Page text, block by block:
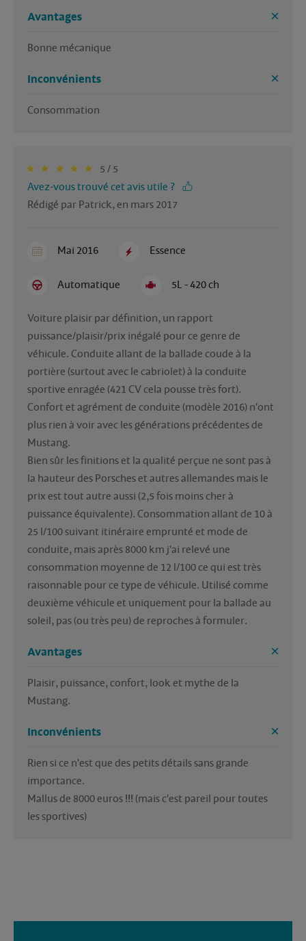
Avantages
Bonne mécanique
Inconvénients
Consommation
5 / 5
Avez-vous trouvé cet avis utile ?
Rédigé par Patrick, en mars 2017
Mai 2016 Essence
Automatique 5L - 420 ch
Voiture plaisir par définition, un rapport
puissance/plaisir/prix inégalé pour ce genre de
véhicule. Conduite allant de la ballade coude à la
portière (surtout avec le cabriolet) à la conduite
sportive enragée (421 CV cela pousse très fort).
Confort et agrément de conduite (modèle 2016) n'ont
plus rien à voir avec les générations précédentes de
Mustang.
Bien sûr les finitions et la qualité perçue ne sont pas à
la hauteur des Porsches et autres allemandes mais le
prix est tout autre aussi (2,5 fois moins cher à
puissance équivalente). Consommation allant de 10 à
25 l/100 suivant itinéraire emprunté et mode de
conduite, mais après 8000 km j'ai relevé une
consommation moyenne de 12 l/100 ce qui est très
raisonnable pour ce type de véhicule. Utilisé comme
deuxième véhicule et uniquement pour la ballade au
soleil, pas (ou très peu) de reproches à formuler.
Avantages
Plaisir, puissance, confort, look et mythe de la
Mustang.
Inconvénients
Rien si ce n'est que des petits détails sans grande
importance.
Mallus de 8000 euros !!! (mais c'est pareil pour toutes
les sportives)